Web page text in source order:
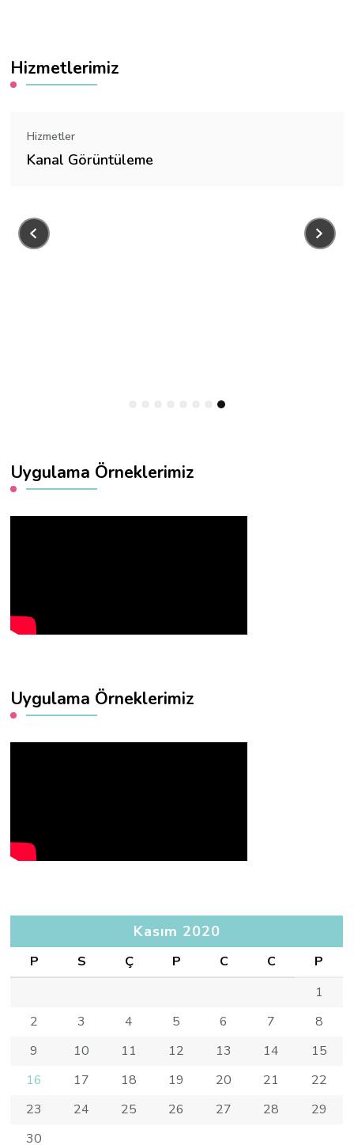
Hizmetlerimiz
Hizmetler
Sıvı Atık Nakliyesi
Uygulama Örneklerimiz
Uygulama Örneklerimiz
Kasım 2020
P S Ç P C C
P
1
2
3 4 5 6 7
8
9
10 11 12 13 14
15
16
17 18 19 20 21
22
23
24 25 26 27 28
29
30